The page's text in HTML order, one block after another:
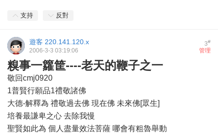
支持 反對
3#
遊客 220.141.120.x
管理
2006-3-3 03:19:06
糗事一籮筐----老天的鞭子之一
敬回cmj0920
1普賢行願品1禮敬諸佛
大德-解釋為 禮敬過去佛 現在佛 未來佛[眾生]
培養最謙卑之心 去除我慢
聖賢如此為 個人盡量效法菩薩 哪會有粗魯舉動